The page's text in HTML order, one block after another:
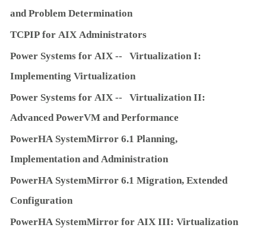
and Problem Determination
TCPIP for AIX Administrators
Power Systems for AIX -­‐ Virtualization I:
Implementing Virtualization
Power Systems for AIX -­‐ Virtualization II:
Advanced PowerVM and Performance
PowerHA SystemMirror 6.1 Planning,
Implementation and Administration
PowerHA SystemMirror 6.1 Migration, Extended
Configuration
PowerHA SystemMirror for AIX III: Virtualization